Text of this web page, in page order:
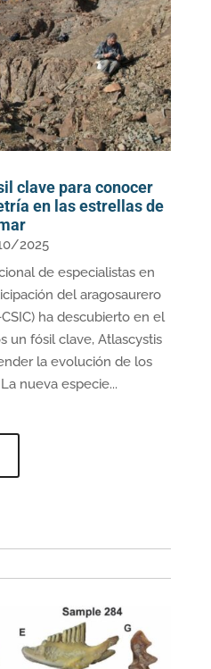
clave para conocer
en las estrellas de
2025
de especialistas en
del aragosaurero
ha descubierto en el
un fósil clave, Atlascystis
la evolución de los
nueva especie...